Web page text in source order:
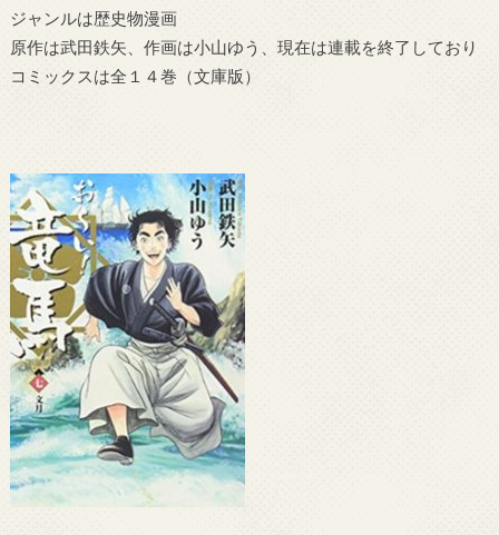
ジャンルは歴史物漫画
原作は武田鉄矢、作画は小山ゆう、現在は連載を終了しており
コミックスは全１４巻（文庫版）